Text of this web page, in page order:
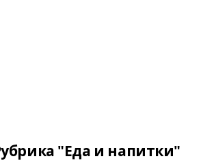
"Еда и напитки"